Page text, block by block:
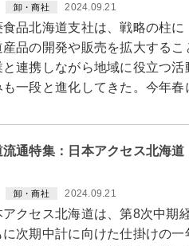
卸・商社 2024.09.21
品北海道支社は、戦略の柱に
品の開発や販売を拡大する
連携しながら地域に役立つ
も一段と進化してきた。今年
流通特集：日本アクセス北海
卸・商社 2024.09.21
クセス北海道は、第8次中期
に次期中計に向けた仕掛けの